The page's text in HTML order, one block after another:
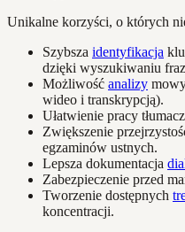
Unikalne korzyści, o których
Szybsza identyfikacja
dzięki wyszukiwaniu
Możliwość analizy
wideo i transkrypcją).
Ułatwienie pracy
Zwiększenie
egzaminów ustnych.
Lepsza dokumentacja
Zabezpieczenie przed
Tworzenie dostępnych
koncentracji.